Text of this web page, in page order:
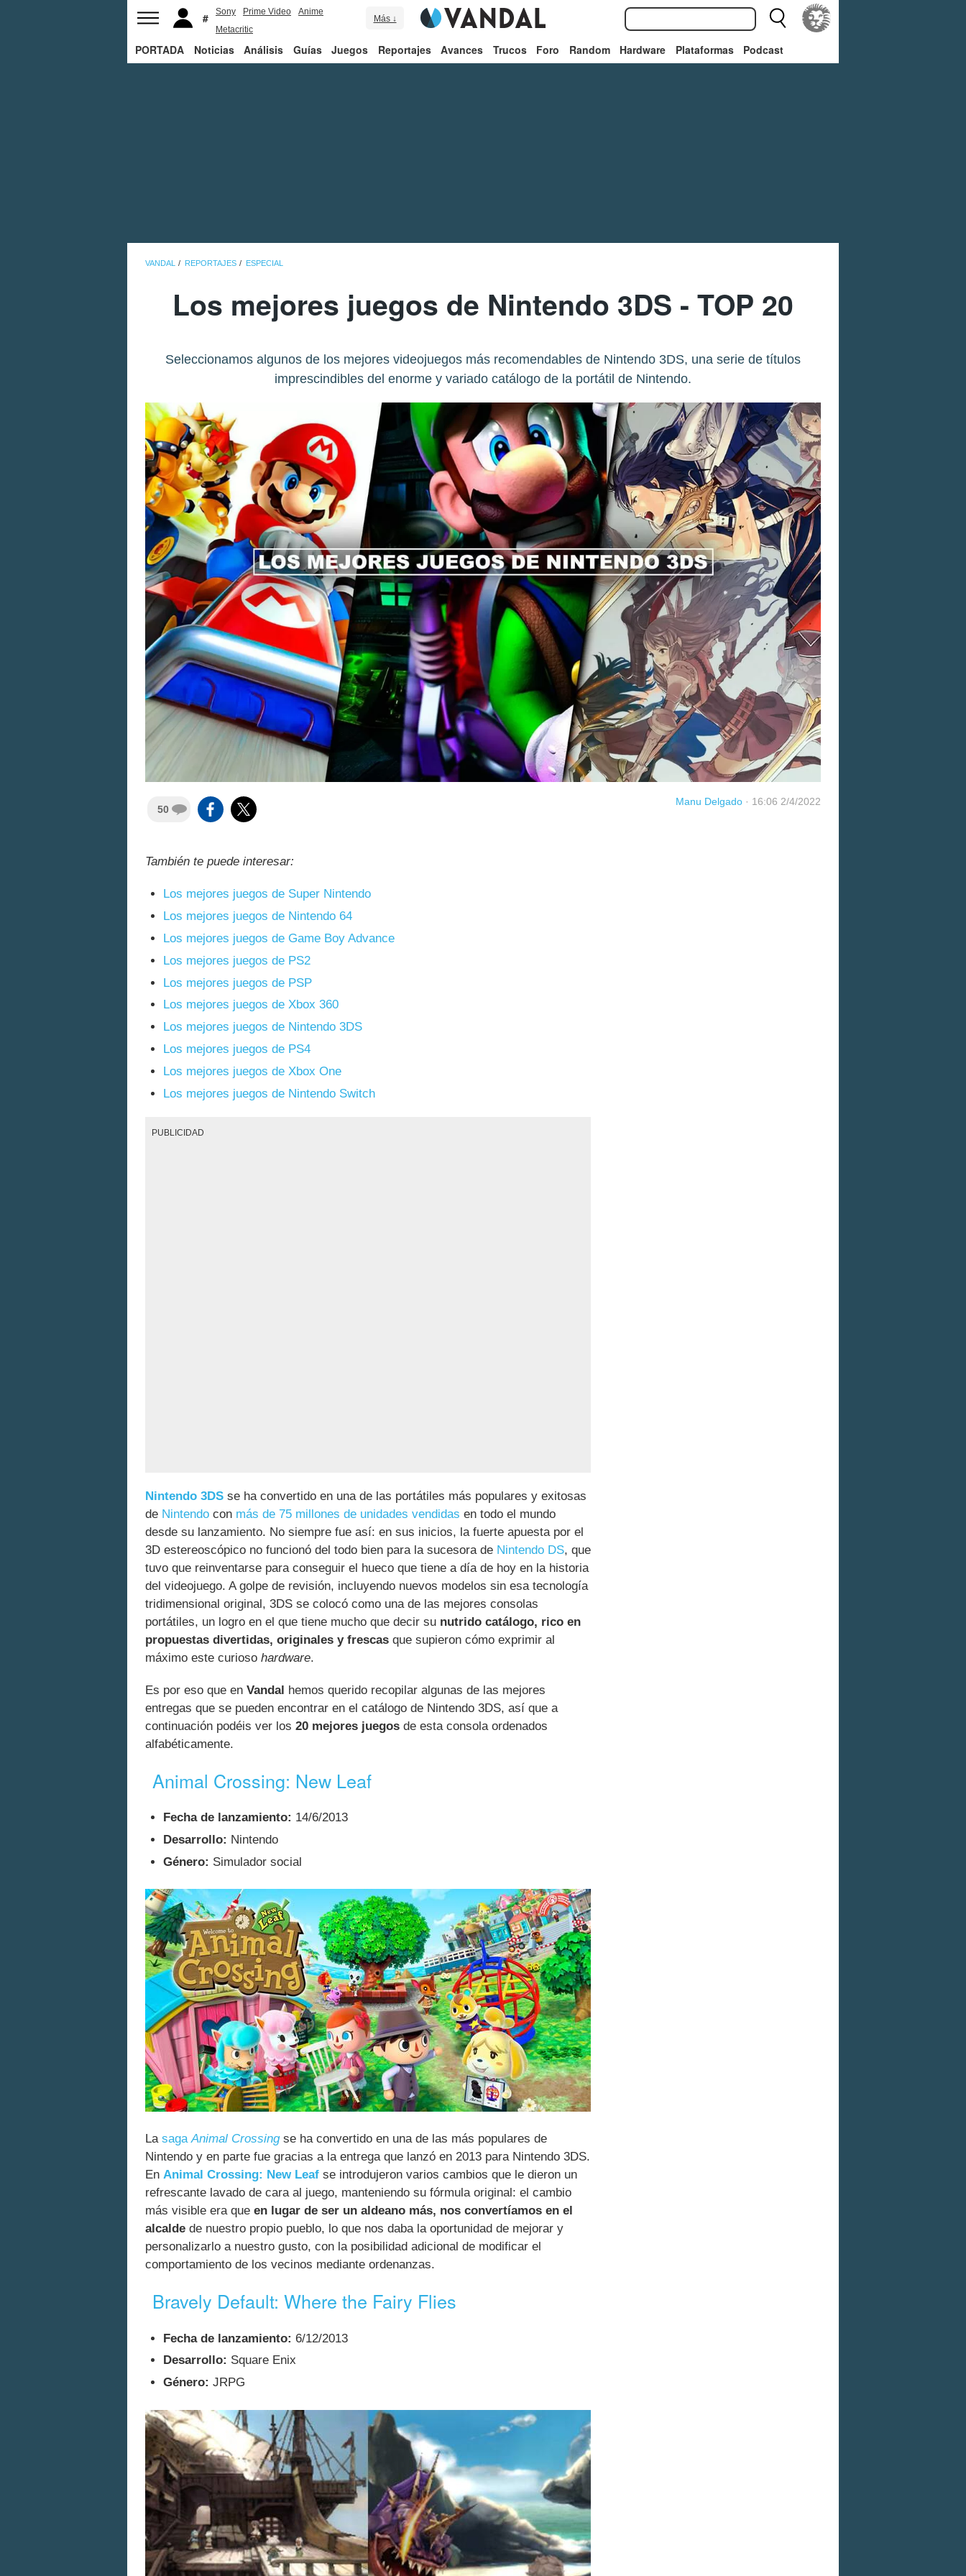
Sony Prime Video
Anime
Metacritic
Más ↓
PORTADA Noticias Análisis Guías Juegos Reportajes Avances Trucos Foro Random Hardware Plataformas Podcast
VANDAL REPORTAJES ESPECIAL
Los mejores juegos de Nintendo 3DS - TOP 20
Seleccionamos algunos de los mejores videojuegos más recomendables de Nintendo 3DS, una serie de títulos
imprescindibles del enorme y variado catálogo de la portátil de Nintendo.
50
Manu Delgado · 16:06 2/4/2022
También te puede interesar:
Los mejores juegos de Super Nintendo
Los mejores juegos de Nintendo 64
Los mejores juegos de Game Boy Advance
Los mejores juegos de PS2
Los mejores juegos de PSP
Los mejores juegos de Xbox 360
Los mejores juegos de Nintendo 3DS
Los mejores juegos de PS4
Los mejores juegos de Xbox One
Los mejores juegos de Nintendo Switch
PUBLICIDAD
Nintendo 3DS se ha convertido en una de las portátiles más populares y exitosas
de Nintendo con más de 75 millones de unidades vendidas en todo el mundo
desde su lanzamiento. No siempre fue así: en sus inicios, la fuerte apuesta por el
3D estereoscópico no funcionó del todo bien para la sucesora de Nintendo DS, que
tuvo que reinventarse para conseguir el hueco que tiene a día de hoy en la historia
del videojuego. A golpe de revisión, incluyendo nuevos modelos sin esa tecnología
tridimensional original, 3DS se colocó como una de las mejores consolas
portátiles, un logro en el que tiene mucho que decir su nutrido catálogo, rico en
propuestas divertidas, originales y frescas que supieron cómo exprimir al
máximo este curioso hardware.
Es por eso que en Vandal hemos querido recopilar algunas de las mejores
entregas que se pueden encontrar en el catálogo de Nintendo 3DS, así que a
continuación podéis ver los 20 mejores juegos de esta consola ordenados
alfabéticamente.
Animal Crossing: New Leaf
Fecha de lanzamiento: 14/6/2013
Desarrollo: Nintendo
Género: Simulador social
LasagaAnimal Crossingse ha convertido en una de las más populares de
Nintendo y en parte fue gracias a la entrega que lanzó en 2013 para Nintendo 3DS.
En Animal Crossing: New Leaf se introdujeron varios cambios que le dieron un
refrescante lavado de cara al juego, manteniendo su fórmula original: el cambio
más visible era que en lugar de ser un aldeano más, nos convertíamos en el
alcalde de nuestro propio pueblo, lo que nos daba la oportunidad de mejorar y
personalizarlo a nuestro gusto, con la posibilidad adicional de modificar el
comportamiento de los vecinos mediante ordenanzas.
Bravely Default: Where the Fairy Flies
Fecha de lanzamiento: 6/12/2013
Desarrollo: Square Enix
Género: JRPG